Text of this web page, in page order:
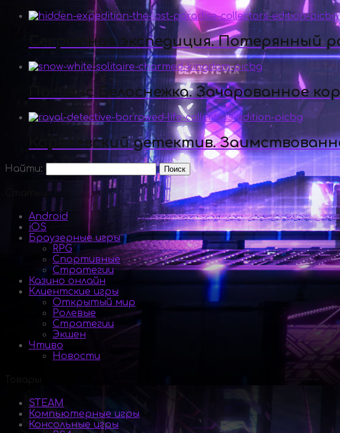
Секретная экспедиция. Потерянный
Пасьянс Белоснежка. Зачарованное
Королевский детектив.
Найти:
Android
iOS
Браузерные игры
RPG
Спортивные
Стратегии
Казино онлайн
Клиентские игры
Открытый мир
Ролевые
Стратегии
Экшен
Чтиво
Новости
STEAM
Компьютерные игры
Консольные игры